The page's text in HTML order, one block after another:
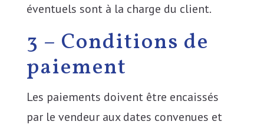
éventuels sont à la charge du client.
3 – Conditions de
paiement
Les paiements doivent être encaissés
par le vendeur aux dates convenues et